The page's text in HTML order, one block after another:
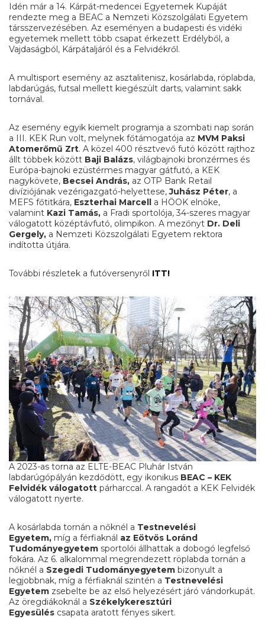
Idén már a 14. Kárpát-medencei Egyetemek Kupáját
rendezte meg a BEAC a Nemzeti Közszolgálati Egyetem
társszervezésében. Az eseményen a budapesti és vidéki
egyetemek mellett több csapat érkezett Erdélyből, a
Vajdaságból, Kárpátaljáról és a Felvidékről.
A multisport esemény az asztalitenisz, kosárlabda, röplabda,
labdarúgás, futsal mellett kiegészült darts, valamint sakk
tornával.
Az esemény egyik kiemelt programja a szombati nap során
a III. KEK Run volt, melynek főtámogatója az MVM Paksi
Atomerőmű Zrt. A közel 400 résztvevő futó között rajthoz
állt többek között Baji Balázs, világbajnoki bronzérmes és
Európa-bajnoki ezüstérmes magyar gátfutó, a KEK
nagykövete, Becsei András, az OTP Bank Retail
divíziójának vezérigazgató-helyettese,Juhász Péter, a
MEFS főtitkára, Eszterhai Marcell a HÖOK elnöke,
valamint Kazi Tamás, a Fradi sportolója, 34-szeres magyar
válogatott középtávfutó, olimpikon. A mezőnyt Dr. Deli
Gergely, a Nemzeti Közszolgálati Egyetem rektora
indította útjára.
További részletek a futóversenyről ITT!
A 2023-as torna az ELTE-BEAC Pluhár István
labdarúgópályán kezdődött, egy ikonikus BEAC – KEK
Felvidék válogatott párharccal. A rangadót a KEK Felvidék
válogatott nyerte.
A kosárlabda tornán a nőknél a Testnevelési
Egyetem, míg a férfiaknál az Eötvös Loránd
Tudományegyetem sportolói állhattak a dobogó legfelső
fokára. Az 6. alkalommal megrendezett röplabda tornán a
nőknél a Szegedi Tudományegyetem bizonyult a
legjobbnak, míg a férfiaknál szintén a Testnevelési
Egyetem zsebelte be az első helyezésért járó vándorkupát.
Az öregdiákoknál a Székelykeresztúri
Egyesülés csapata aratott fényes sikert.